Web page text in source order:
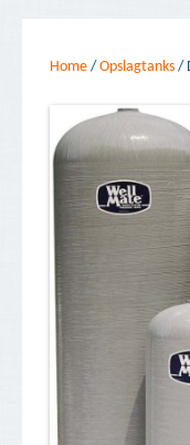
Home
Opslagtanks
Tank inkoop
Plaats een
Transport
Service
Contact
Home / Opslagtanks /